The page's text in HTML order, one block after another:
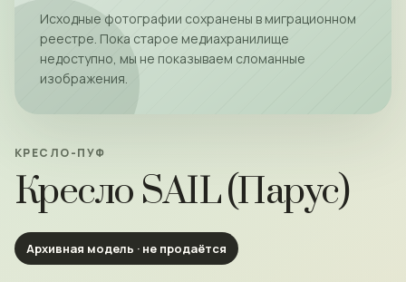
Исходные фотографии сохранены в миграционном
реестре. Пока старое медиахранилище
недоступно, мы не показываем сломанные
изображения.
КРЕСЛО-ПУФ
Кресло SAIL (Парус)
Архивная модель · не продаётся